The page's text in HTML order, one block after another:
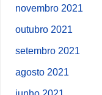
novembro 2021
outubro 2021
setembro 2021
agosto 2021